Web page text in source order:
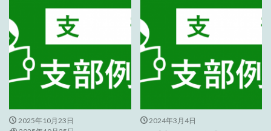
2025年10月23日
2024年3月4日